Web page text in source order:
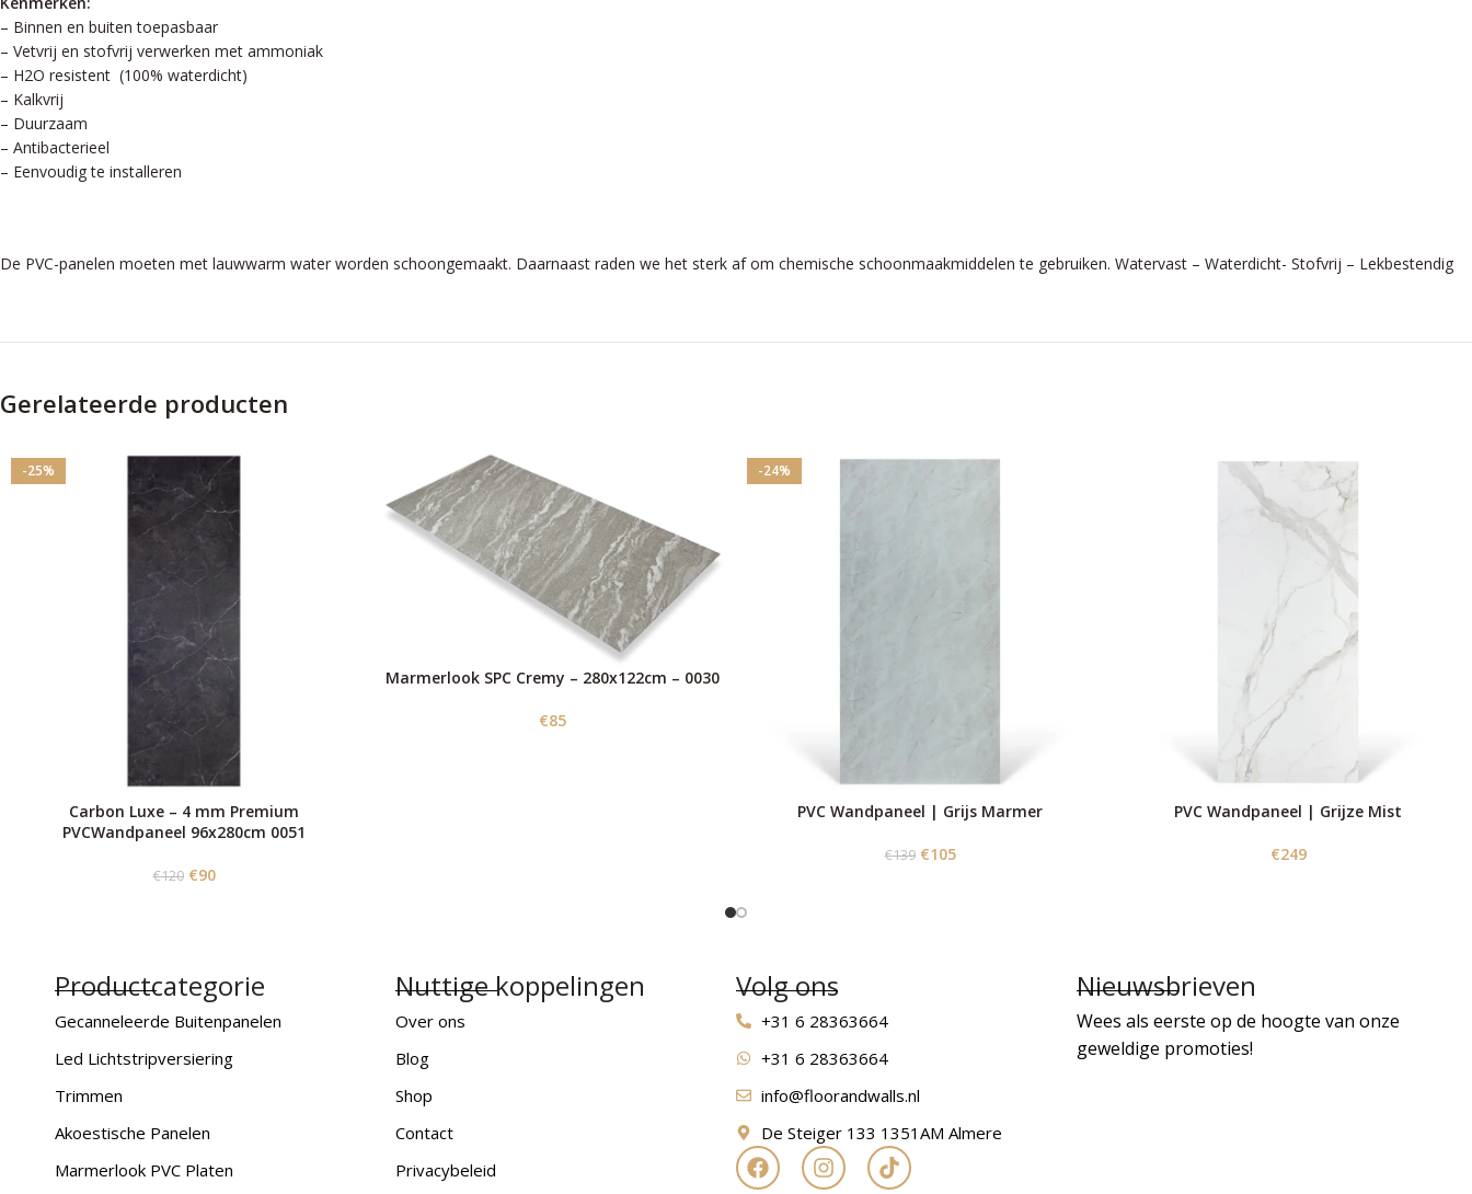
– Binnen en buiten toepasbaar
– Vetvrij en stofvrij verwerken met ammoniak
– H2O resistent (100% waterdicht)
– Kalkvrij
– Duurzaam
– Antibacterieel
– Eenvoudig te installeren
De PVC-panelen moeten met lauwwarm water worden schoongemaakt. Daarnaast raden we het sterk af om chemische schoonmaakmiddelen te gebruiken. Watervast – Waterdicht- Stofvrij – Lekbestendig
Gerelateerde producten
-25%
Carbon Luxe – 4 mm Premium
PVCWandpaneel 96x280cm 0051
€120 €90
Marmerlook SPC Cremy – 280x122cm – 0030
€85
-24%
PVC Wandpaneel | Grijs Marmer
€139 €105
PVC Wandpaneel | Grijze Mist
€249
Productcategorie
Gecanneleerde Buitenpanelen
Led Lichtstripversiering
Trimmen
Akoestische Panelen
Marmerlook PVC Platen
Nuttige koppelingen
Over ons
Blog
Shop
Contact
Privacybeleid
Volg ons
+31 6 28363664
+31 6 28363664
info@floorandwalls.nl
De Steiger 133 1351AM Almere
Nieuwsbrieven
Wees als eerste op de hoogte van onze
geweldige promoties!